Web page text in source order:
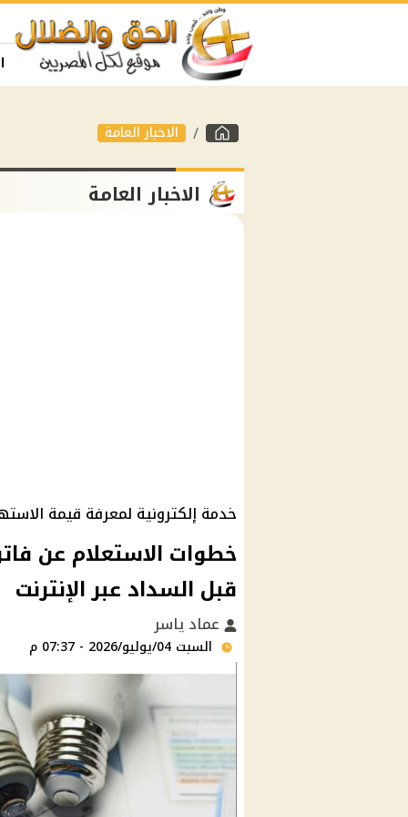
الاخبار العامة
الاخبار العامة
خدمة إلكترونية لمعرفة قيمة
قبل السداد عبر الإنترنت
عماد ياسر
السبت 04/يوليو/2026 - 07:37 م